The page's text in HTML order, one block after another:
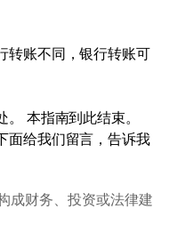
转账不同，银行转账可
本指南到此结束。
面给我们留言，告诉我
成财务、投资或法律建